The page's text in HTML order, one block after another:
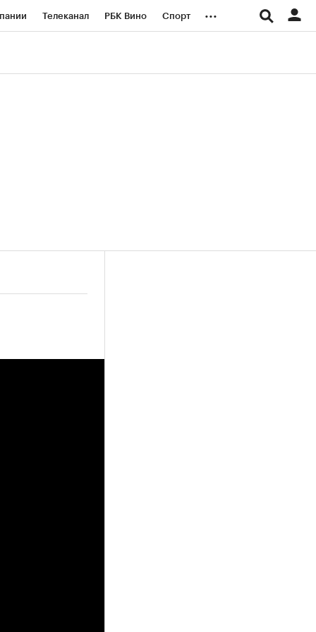
Телеканал РБК Вино Спорт ...